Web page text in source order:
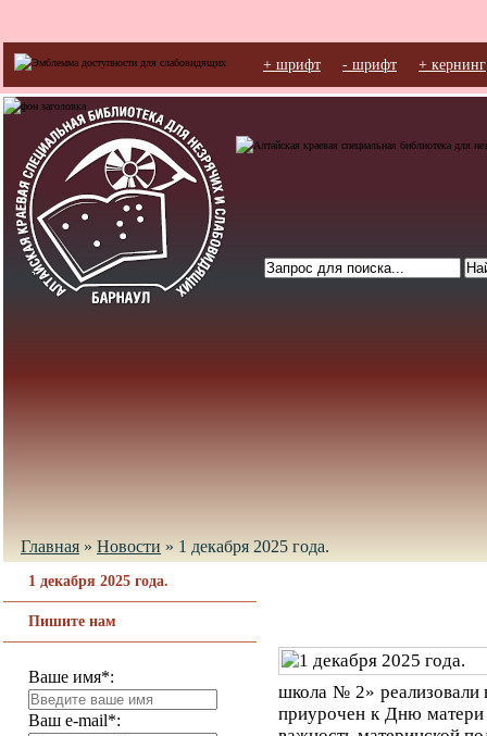
Главная » Новости » 1 декабря 2025 года.
+ кернинг
- шрифт
+ шрифт
1 декабря 2025 года.
Пишите нам
Ваше имя*:
Ваш e-mail*:
школа № 2» реализовали
приурочен к Дню матери